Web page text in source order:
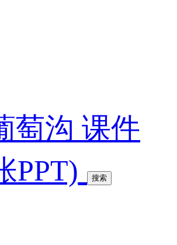
萄沟 课件
PPT)
搜索